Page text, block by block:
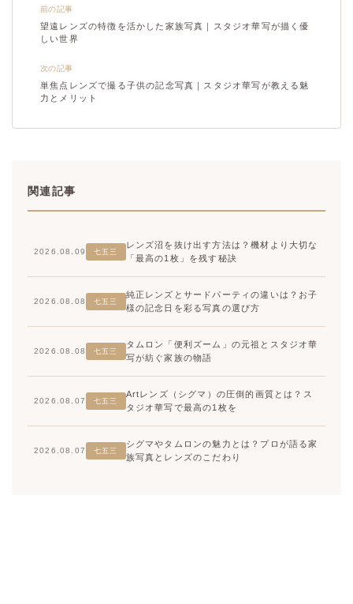
前の記事
望遠レンズの特徴を活かした家族写真｜スタジオ華写が描く優
しい世界
次の記事
単焦点レンズで撮る子供の記念写真｜スタジオ華写が教える魅
力とメリット
関連記事
2026.08.09 七五三
レンズ沼を抜け出す方法は？機材より大切な
「最高の1枚」を残す秘訣
2026.08.08 七五三
純正レンズとサードパーティの違いは？お子
様の記念日を彩る写真の選び方
2026.08.08 七五三
タムロン「便利ズーム」の元祖とスタジオ華
写が紡ぐ家族の物語
2026.08.07 七五三
Artレンズ（シグマ）の圧倒的画質とは？ス
タジオ華写で最高の1枚を
2026.08.07 七五三
シグマやタムロンの魅力とは？プロが語る家
族写真とレンズのこだわり